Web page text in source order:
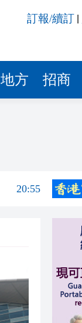
訂報/續訂
地方 招商
20:42
20:41
20:55
20:40
20:39